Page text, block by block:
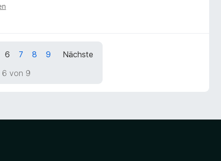
6 7 8 9
Nächste
von 9